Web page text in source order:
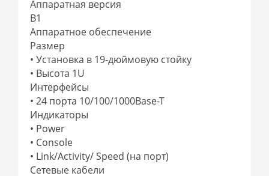
Аппаратная версия
B1
Аппаратное обеспечение
Размер
• Установка в 19-дюймовую стойку
• Высота 1U
Интерфейсы
• 24 порта 10/100/1000Base-T
Индикаторы
• Power
• Console
• Link/Activity/ Speed (на порт)
Сетевые кабели